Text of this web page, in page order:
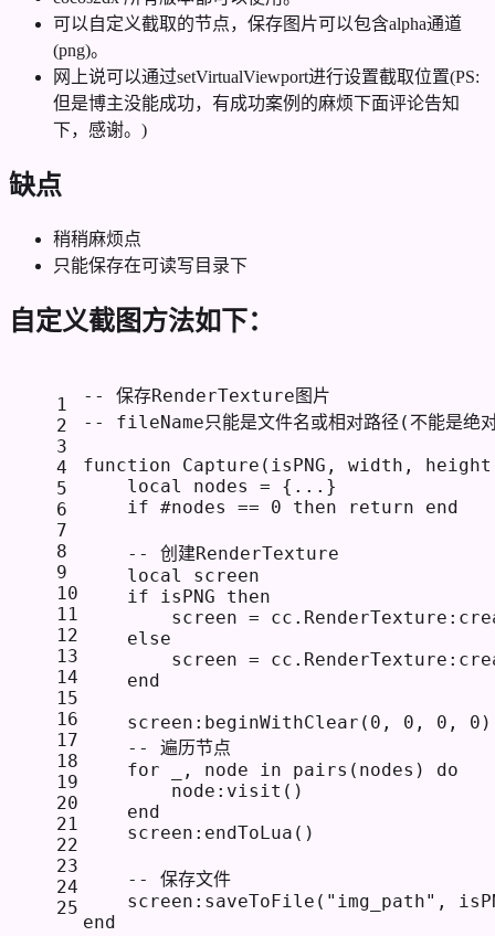
可以自定义截取的节点，保存图片可以包含alpha通道
(png)。
网上说可以通过setVirtualViewport进行设置截取位置(PS:
但是博主没能成功，有成功案例的麻烦下面评论告知
下，感谢。)
缺点
稍稍麻烦点
只能保存在可读写目录下
自定义截图方法如下：
1
2
3
4
5
6
7
8
9
10
11
12
13
14
15
16
17
18
19
20
21
22
23
24
25
-- 保存RenderTexture图片
-- fileName只能是文件名或相对路径(不能是绝
function Capture (isPNG, width,
local
nodes = {...}
if #nodes == 0 then return end
-- 创建RenderTexture
local
screen
if isPNG then
        screen = cc.RenderTexture:
else
        screen = cc.RenderTexture:
end
    screen:beginWithClear(
0 , 0 , 0 , 0 )
-- 遍历节点
for _, node in pairs (nodes) do
        node:visit()
end
    screen:endToLua()
-- 保存文件
    screen:saveToFile(
"img_path" ,
end